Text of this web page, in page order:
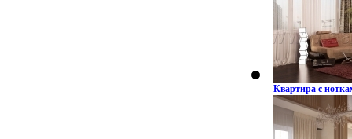
Квартира с